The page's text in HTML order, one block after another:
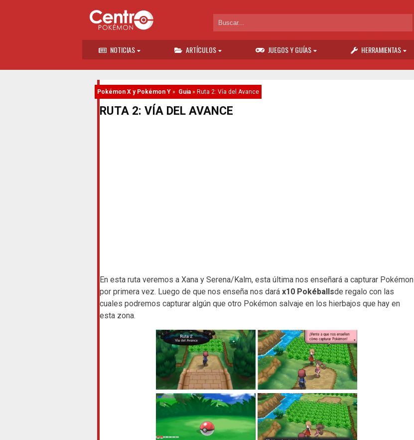
NOTICIAS ARTÍCULOS JUEGOS Y GUÍAS HERRAMIENTAS
Pokémon X y Pokémon Y» Guia» Ruta 2: Vía del Avance
RUTA 2: VÍA DEL AVANCE
En esta ruta veremos a Xana y Serena/Kalm, esta última nos enseñará a capturar Pokémon
por primera vez. Luego de que nos enseña nos dará x10 Pokéballsde regalo con las
cuales podremos capturar algún que otro Pokémon salvaje en los hierbajos que hay en
esta zona.